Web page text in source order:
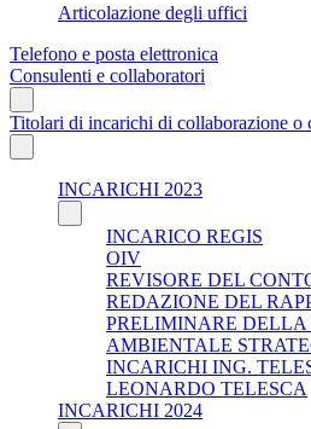
Articolazione degli uffici
Telefono e posta elettronica
Consulenti e collaboratori
Titolari di incarichi di collaborazione o
INCARICHI 2023
INCARICO REGIS
OIV
REVISORE DEL
REDAZIONE DEL
PRELIMINARE
AMBIENTALE
INCARICHI ING.
LEONARDO TELESCA
INCARICHI 2024